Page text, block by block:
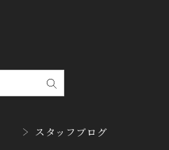
CITIZEN
CVSTOS
スタッフブログ